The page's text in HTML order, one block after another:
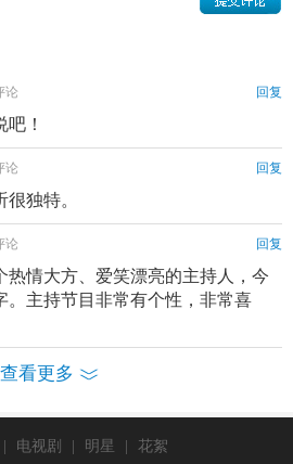
支单曲《我喜欢我自己这样》，获
榜、中国流行金曲榜等单曲冠军、
、全球华语流行传媒大奖最佳单
中国广州申办2010亚运会电视宣传
阳光、健康的新形象。
模特电视大赛的评委。10月参加首
颁奖嘉宾。11月担任“风尚大典”颁
《 三个女人一台戏
》栏目。2月在上海
论 回复
！
论 回复
独特。
论 回复
热情大方、爱笑漂亮的主持人，今
。主持节目非常有个性，非常喜
查看更多
| 电视剧 | 明星 | 花絮